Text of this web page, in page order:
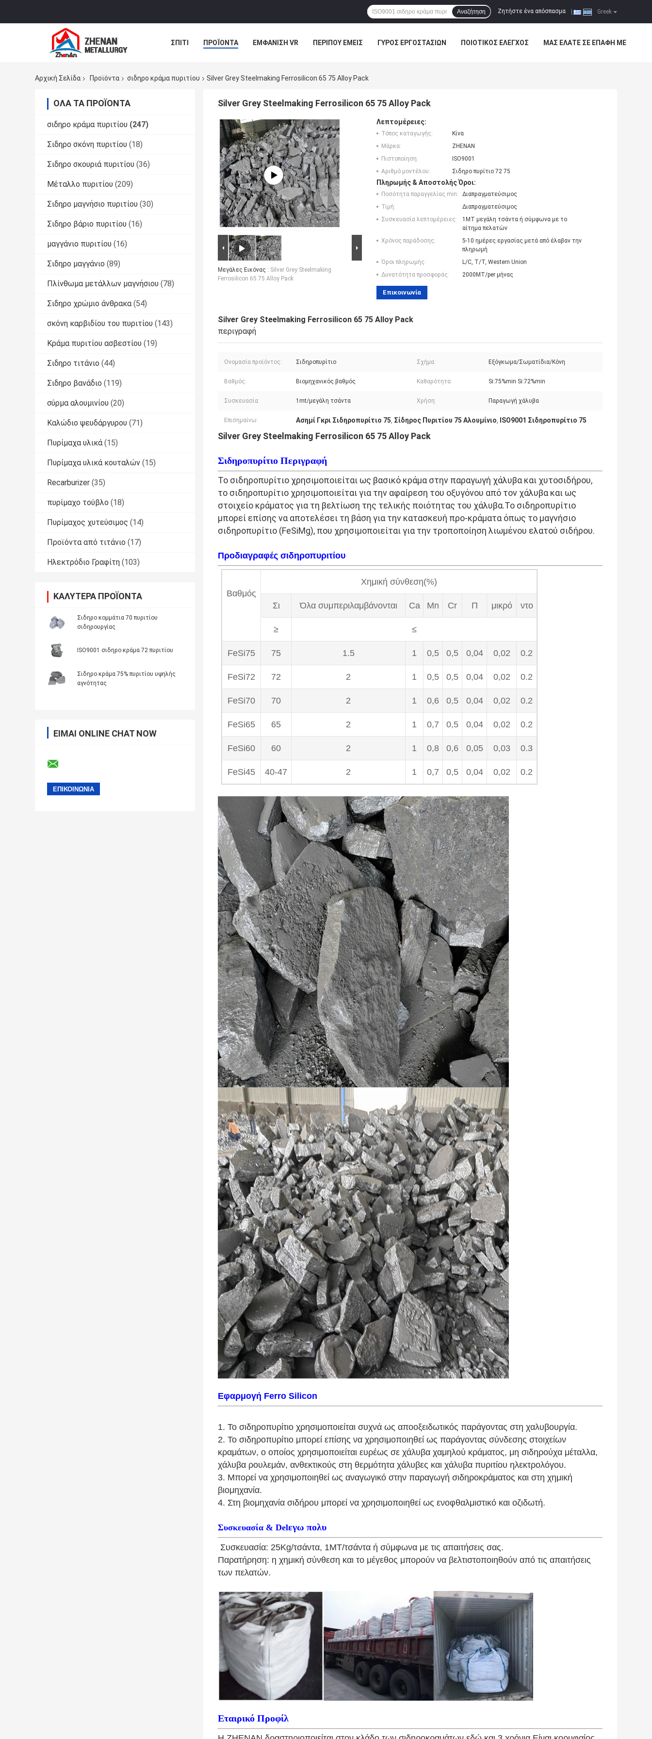
Greek
Ζητήστε ένα απόσπασμα
Αναζήτηση
ΣΠΊΤΙ ΠΡΟΪΌΝΤΑ ΕΜΦΆΝΙΣΗ VR ΠΕΡΊΠΟΥ ΕΜΕΊΣ ΓΎΡΟΣ ΕΡΓΟΣΤΑΣΊΩΝ ΠΟΙΟΤΙΚΌΣ ΈΛΕΓΧΟΣ ΜΑΣ ΕΛΆΤΕ ΣΕ ΕΠΑΦΉ ΜΕ
Αρχική Σελίδα
Προϊόντα σιδηρο κράμα πυριτίου Silver Grey Steelmaking Ferrosilicon 65 75 Alloy Pack
ΌΛΑ ΤΑ ΠΡΟΪΌΝΤΑ
σιδηρο κράμα πυριτίου (247)
Σιδηρο σκόνη πυριτίου (18)
Σιδηρο σκουριά πυριτίου (36)
Μέταλλο πυριτίου (209)
Σιδηρο μαγνήσιο πυριτίου (30)
Σιδηρο βάριο πυριτίου (16)
μαγγάνιο πυριτίου (16)
Σιδηρο μαγγάνιο (89)
Πλίνθωμα μετάλλων μαγνήσιου (78)
Σιδηρο χρώμιο άνθρακα (54)
σκόνη καρβιδίου του πυριτίου (143)
Κράμα πυριτίου ασβεστίου (19)
Σιδηρο τιτάνιο (44)
Σιδηρο βανάδιο (119)
σύρμα αλουμινίου (20)
Καλώδιο ψευδάργυρου (71)
Πυρίμαχα υλικά (15)
Πυρίμαχα υλικά κουταλών (15)
Recarburizer (35)
πυρίμαχο τούβλο (18)
Πυρίμαχος χυτεύσιμος (14)
Προϊόντα από τιτάνιο (17)
Ηλεκτρόδιο Γραφίτη (103)
ΚΑΛΎΤΕΡΑ ΠΡΟΪΌΝΤΑ
Σιδηρο κομμάτια 70 πυριτίου
σιδηρουργίας
ISO9001 σιδηρο κράμα 72 πυριτίου
Σιδηρο κράμα 75% πυριτίου υψηλής
αγνότητας
ΕΊΜΑΙ ONLINE CHAT NOW
Silver Grey Steelmaking Ferrosilicon 65 75 Alloy Pack
Μεγάλες Εικόνας : Silver Grey Steelmaking
Ferrosilicon 65 75 Alloy Pack
Λεπτομέρειες:
Τόπος καταγωγής:
Κίνα
Μάρκα:
ZHENAN
Πιστοποίηση:
ISO9001
Αριθμό μοντέλου:
Σιδηρο πυρίτιο 72 75
Πληρωμής & Αποστολής Όροι:
Ποσότητα παραγγελίας min:
Διαπραγματεύσιμος
Τιμή:
Διαπραγματεύσιμος
Συσκευασία λεπτομέρειες:
1MT μεγάλη τσάντα ή σύμφωνα με το
αίτημα πελατών
Χρόνος παράδοσης:
5-10 ημέρες εργασίας μετά από έλαβαν την
πληρωμή
Όροι πληρωμής:
L/C, T/T, Western Union
Δυνατότητα προσφοράς:
2000MT/per μήνας
Επικοινωνία
Silver Grey Steelmaking Ferrosilicon 65 75 Alloy Pack
περιγραφή
Ονομασία προϊόντος: Σιδηροπυρίτιο Σχήμα: Εξόγκωμα/Σωματίδια/Κόνη
Βαθμός: Βιομηχανικός βαθμός Καθαρότητα: Si:75%min Si:72%min
Συσκευασία: 1mt/μεγάλη τσάντα Χρήση: Παραγωγή χάλυβα
Επισημαίνω: Ασημί Γκρι Σιδηροπυρίτιο 75, Σίδηρος Πυριτίου 75 Αλουμίνιο, ISO9001 Σιδηροπυρίτιο 75
Silver Grey Steelmaking Ferrosilicon 65 75 Alloy Pack
Σιδηροπυρίτιο Περιγραφή
Το σιδηροπυρίτιο χρησιμοποιείται ως βασικό κράμα στην παραγωγή χάλυβα και χυτοσιδήρου,
το σιδηροπυρίτιο χρησιμοποιείται για την αφαίρεση του οξυγόνου από τον χάλυβα και ως
στοιχείο κράματος για τη βελτίωση της τελικής ποιότητας του χάλυβα.Το σιδηροπυρίτιο
μπορεί επίσης να αποτελέσει τη βάση για την κατασκευή προ-κράματα όπως το μαγνήσιο
σιδηροπυρίτιο (FeSiMg), που χρησιμοποιείται για την τροποποίηση λιωμένου ελατού σιδήρου.
Προδιαγραφές σιδηροπυριτίου
Βαθμός
Χημική σύνθεση(%)
Σι Όλα συμπεριλαμβάνονται Ca Mn Cr Π μικρό ντο
≥ ≤
FeSi75 75 1.5 1 0,5 0,5 0,04 0,02 0.2
FeSi72 72 2 1 0,5 0,5 0,04 0,02 0.2
FeSi70 70 2 1 0,6 0,5 0,04 0,02 0.2
FeSi65 65 2 1 0,7 0,5 0,04 0,02 0.2
FeSi60 60 2 1 0,8 0,6 0,05 0,03 0.3
FeSi45 40-47 2 1 0,7 0,5 0,04 0,02 0.2
Εφαρμογή Ferro Silicon
1. Το σιδηροπυρίτιο χρησιμοποιείται συχνά ως αποοξειδωτικός παράγοντας στη χαλυβουργία.
2. Το σιδηροπυρίτιο μπορεί επίσης να χρησιμοποιηθεί ως παράγοντας σύνδεσης στοιχείων
κραμάτων, ο οποίος χρησιμοποιείται ευρέως σε χάλυβα χαμηλού κράματος, μη σιδηρούχα μέταλλα,
χάλυβα ρουλεμάν, ανθεκτικούς στη θερμότητα χάλυβες και χάλυβα πυριτίου ηλεκτρολόγου.
3. Μπορεί να χρησιμοποιηθεί ως αναγωγικό στην παραγωγή σιδηροκράματος και στη χημική
βιομηχανία.
4. Στη βιομηχανία σιδήρου μπορεί να χρησιμοποιηθεί ως ενοφθαλμιστικό και οζιδωτή.
Συσκευασία & Delεγω πολυ
Συσκευασία: 25Kg/τσάντα, 1MT/τσάντα ή σύμφωνα με τις απαιτήσεις σας.
Παρατήρηση: η χημική σύνθεση και το μέγεθος μπορούν να βελτιστοποιηθούν από τις απαιτήσεις
των πελατών.
Εταιρικό Προφίλ